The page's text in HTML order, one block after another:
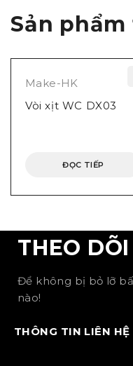
Sản
Make-HK
Vòi xịt WC DX03
ĐỌC TIẾP
THEO
Để không bị bỏ lỡ
nào!
THÔNG TIN LIÊN HỆ